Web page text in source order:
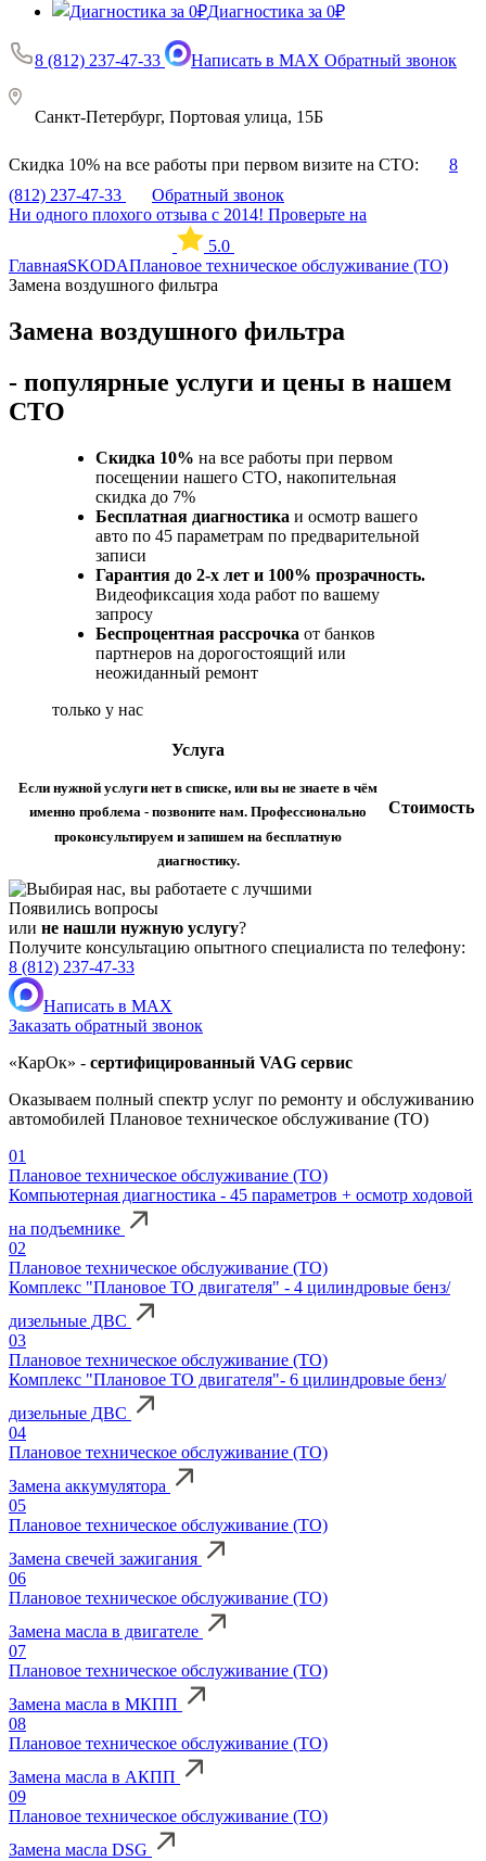
Диагностика за 0₽
8 (812) 237-47-33 Написать в MAX Обратный звонок
Санкт-Петербург, Портовая улица, 15Б
Скидка 10% на все работы при первом визите на СТО:
8
(812) 237-47-33
Обратный звонок
Ни одного плохого отзыва с 2014! Проверьте на
5.0
ГлавнаяSKODAПлановое техническое обслуживание (ТО)
Замена воздушного фильтра
Замена воздушного фильтра
- популярные услуги и цены в нашем
СТО
Скидка 10% на все работы при первом
посещении нашего СТО, накопительная
скидка до 7%
Бесплатная диагностика и осмотр вашего
авто по 45 параметрам по предварительной
записи
Гарантия до 2-х лет и 100% прозрачность.
Видеофиксация хода работ по вашему
запросу
Беспроцентная рассрочка от банков
партнеров на дорогостоящий или
неожиданный ремонт
только у нас
Услуга
Если нужной услуги нет в списке, или вы не знаете в чём
именно проблема - позвоните нам. Профессионально
проконсультируем и запишем на бесплатную
диагностику.
Стоимость
Появились вопросы
или не нашли нужную услугу?
Получите консультацию опытного специалиста по телефону:
8 (812) 237-47-33
Написать в MAX
Заказать обратный звонок
«КарОк» - сертифицированный VAG сервис
Оказываем полный спектр услуг по ремонту и обслуживанию
автомобилей Плановое техническое обслуживание (ТО)
01
Плановое техническое обслуживание (ТО)
Компьютерная диагностика - 45 параметров + осмотр ходовой
на подъемнике
02
Плановое техническое обслуживание (ТО)
Комплекс "Плановое ТО двигателя" - 4 цилиндровые бенз/
дизельные ДВС
03
Плановое техническое обслуживание (ТО)
Комплекс "Плановое ТО двигателя"- 6 цилиндровые бенз/
дизельные ДВС
04
Плановое техническое обслуживание (ТО)
Замена аккумулятора
05
Плановое техническое обслуживание (ТО)
Замена свечей зажигания
06
Плановое техническое обслуживание (ТО)
Замена масла в двигателе
07
Плановое техническое обслуживание (ТО)
Замена масла в МКПП
08
Плановое техническое обслуживание (ТО)
Замена масла в АКПП
09
Плановое техническое обслуживание (ТО)
Замена масла DSG